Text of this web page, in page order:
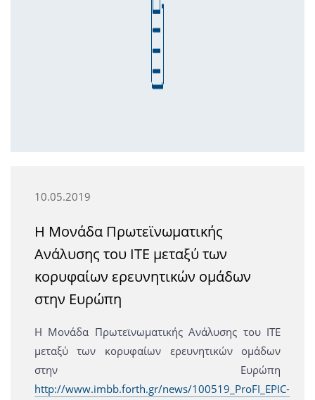
10.05.2019
Η Μονάδα Πρωτεϊνωματικής
Ανάλυσης του ITE μεταξύ των
κορυφαίων ερευνητικών ομάδων
στην Ευρώπη
Η Μονάδα Πρωτεϊνωματικής Ανάλυσης του ITE
μεταξύ των κορυφαίων ερευνητικών ομάδων
στην Ευρώπη
http://www.imbb.forth.gr/news/100519_ProFI_EPIC-